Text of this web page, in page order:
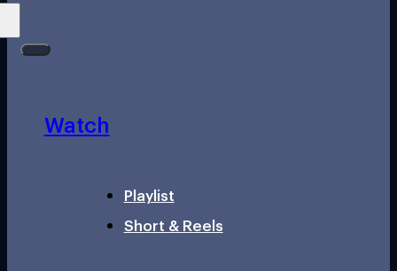
Watch
Playlist
Short & Reels